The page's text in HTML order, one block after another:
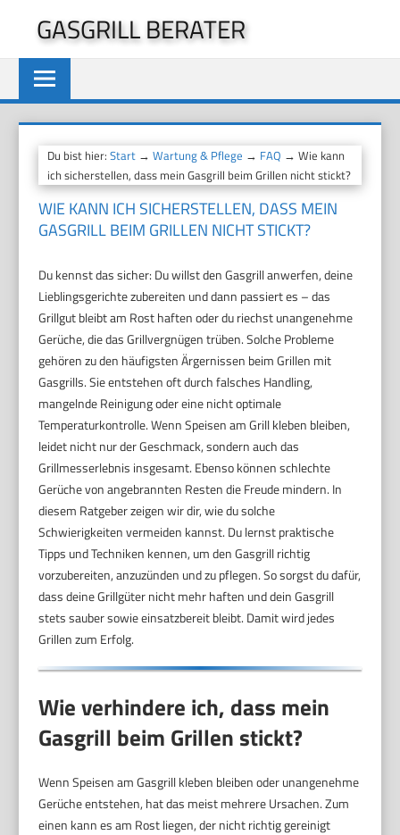
springen
GASGRILL BERATER
Du bist hier:Start →Wartung & Pflege → FAQ → Wie kann
ich sicherstellen, dass mein Gasgrill beim Grillen nicht stickt?
WIE KANN ICH SICHERSTELLEN, DASS MEIN
GASGRILL BEIM GRILLEN NICHT STICKT?
Du kennst das sicher: Du willst den Gasgrill anwerfen, deine
Lieblingsgerichte zubereiten und dann passiert es – das
Grillgut bleibt am Rost haften oder du riechst unangenehme
Gerüche, die das Grillvergnügen trüben. Solche Probleme
gehören zu den häufigsten Ärgernissen beim Grillen mit
Gasgrills. Sie entstehen oft durch falsches Handling,
mangelnde Reinigung oder eine nicht optimale
Temperaturkontrolle. Wenn Speisen am Grill kleben bleiben,
leidet nicht nur der Geschmack, sondern auch das
Grillmesserlebnis insgesamt. Ebenso können schlechte
Gerüche von angebrannten Resten die Freude mindern. In
diesem Ratgeber zeigen wir dir, wie du solche
Schwierigkeiten vermeiden kannst. Du lernst praktische
Tipps und Techniken kennen, um den Gasgrill richtig
vorzubereiten, anzuzünden und zu pflegen. So sorgst du dafür,
dass deine Grillgüter nicht mehr haften und dein Gasgrill
stets sauber sowie einsatzbereit bleibt. Damit wird jedes
Grillen zum Erfolg.
Wie verhindere ich, dass mein
Gasgrill beim Grillen stickt?
Wenn Speisen am Gasgrill kleben bleiben oder unangenehme
Gerüche entstehen, hat das meist mehrere Ursachen. Zum
einen kann es am Rost liegen, der nicht richtig gereinigt